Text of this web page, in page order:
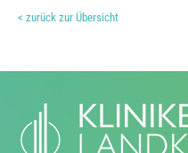
< zurück zur Übersicht